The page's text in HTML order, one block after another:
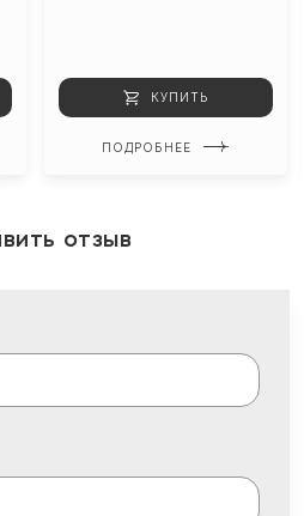
КУПИТЬ
ПОДРОБНЕЕ
отзыв